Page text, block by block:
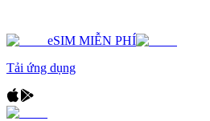
eSIM MIỄN PHÍ
Tải ứng dụng